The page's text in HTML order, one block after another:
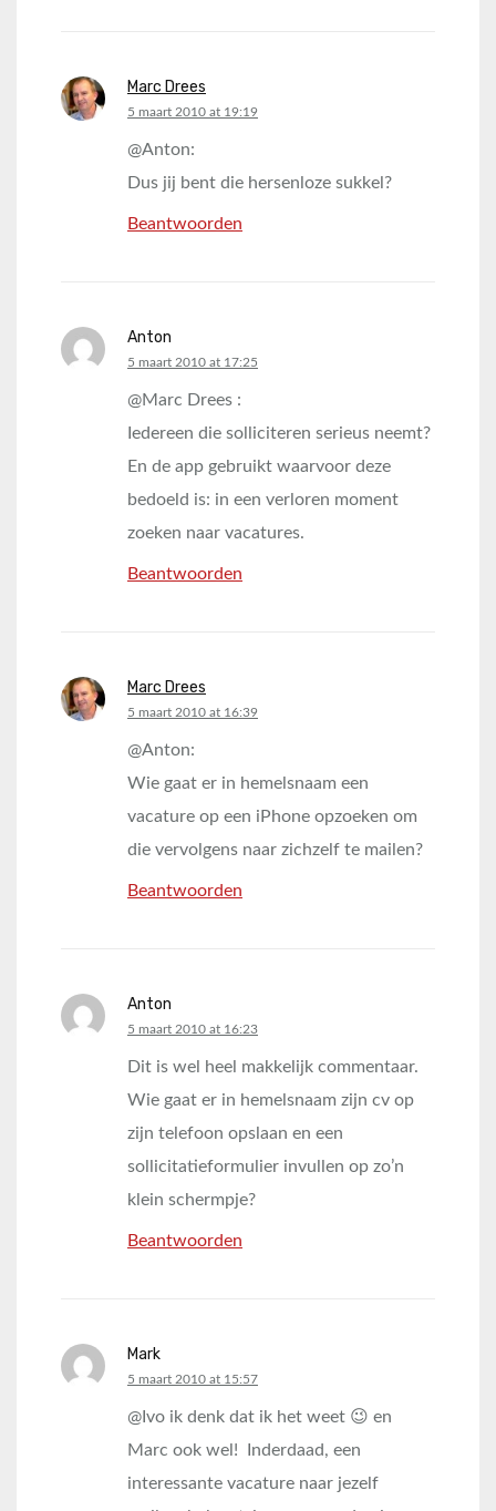
Marc Drees
says:
5 maart 2010 at 19:19
@Anton:
Dus jij bent die hersenloze sukkel?
Beantwoorden
Anton
says:
5 maart 2010 at 17:25
@Marc Drees :
Iedereen die solliciteren serieus neemt?
En de app gebruikt waarvoor deze
bedoeld is: in een verloren moment
zoeken naar vacatures.
Beantwoorden
Marc Drees
says:
5 maart 2010 at 16:39
@Anton:
Wie gaat er in hemelsnaam een
vacature op een iPhone opzoeken om
die vervolgens naar zichzelf te mailen?
Beantwoorden
Anton
says:
5 maart 2010 at 16:23
Dit is wel heel makkelijk commentaar.
Wie gaat er in hemelsnaam zijn cv op
zijn telefoon opslaan en een
sollicitatieformulier invullen op zo’n
klein schermpje?
Beantwoorden
Mark
says:
5 maart 2010 at 15:57
@Ivo ik denk dat ik het weet 😉 en
Marc ook wel! Inderdaad, een
interessante vacature naar jezelf